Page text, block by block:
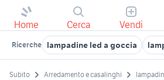
Home Cerca Vendi
Ricerche lampadine led a goccia
Subito Arredamento e casalinghi